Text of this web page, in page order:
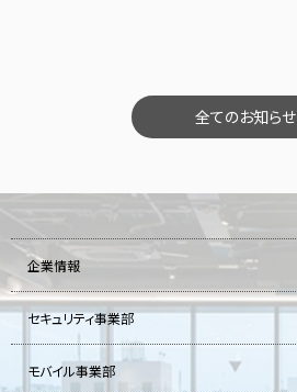
全てのお知らせ
企業情報
セキュリティ事業部
モバイル事業部